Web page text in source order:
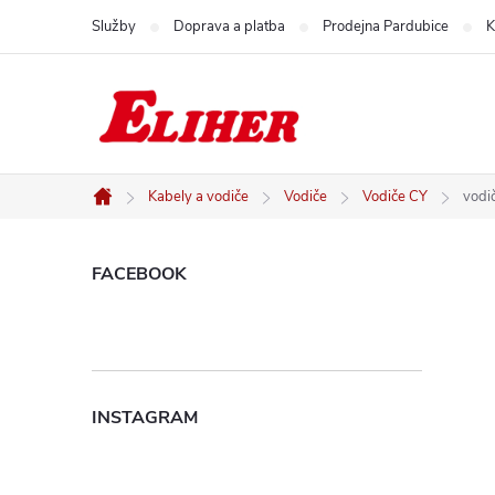
Služby Doprava a platba Prodejna Pardubice
Domů
Kabely a vodiče Vodiče Vodiče CY
P
s
FACEBOOK
INSTAGRAM